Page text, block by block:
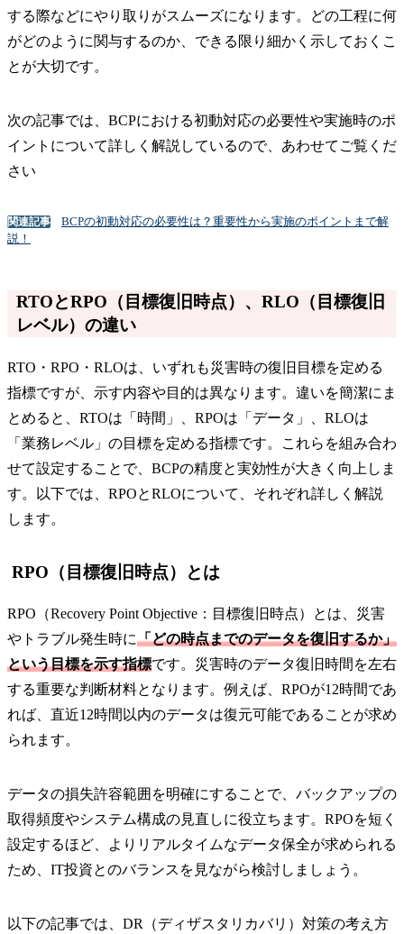
する際などにやり取りがスムーズになります。どの工程に何
がどのように関与するのか、できる限り細かく示しておくこ
とが大切です。
次の記事では、BCPにおける初動対応の必要性や実施時のポ
イントについて詳しく解説しているので、あわせてご覧くだ
さい
関連記事
BCPの初動対応の必要性は？重要性から実施のポイントまで解
説！
RTOとRPO（目標復旧時点）、RLO（目標復旧
レベル）の違い
RTO・RPO・RLOは、いずれも災害時の復旧目標を定める
指標ですが、示す内容や目的は異なります。違いを簡潔にま
とめると、RTOは「時間」、RPOは「データ」、RLOは
「業務レベル」の目標を定める指標です。これらを組み合わ
せて設定することで、BCPの精度と実効性が大きく向上しま
す。以下では、RPOとRLOについて、それぞれ詳しく解説
します。
RPO（目標復旧時点）とは
RPO（Recovery Point Objective：目標復旧時点）とは、災害
やトラブル発生時に「どの時点までのデータを復旧するか」
という目標を示す指標です。災害時のデータ復旧時間を左右
する重要な判断材料となります。例えば、RPOが12時間であ
れば、直近12時間以内のデータは復元可能であることが求め
られます。
データの損失許容範囲を明確にすることで、バックアップの
取得頻度やシステム構成の見直しに役立ちます。RPOを短く
設定するほど、よりリアルタイムなデータ保全が求められる
ため、IT投資とのバランスを見ながら検討しましょう。
以下の記事では、DR（ディザスタリカバリ）対策の考え方